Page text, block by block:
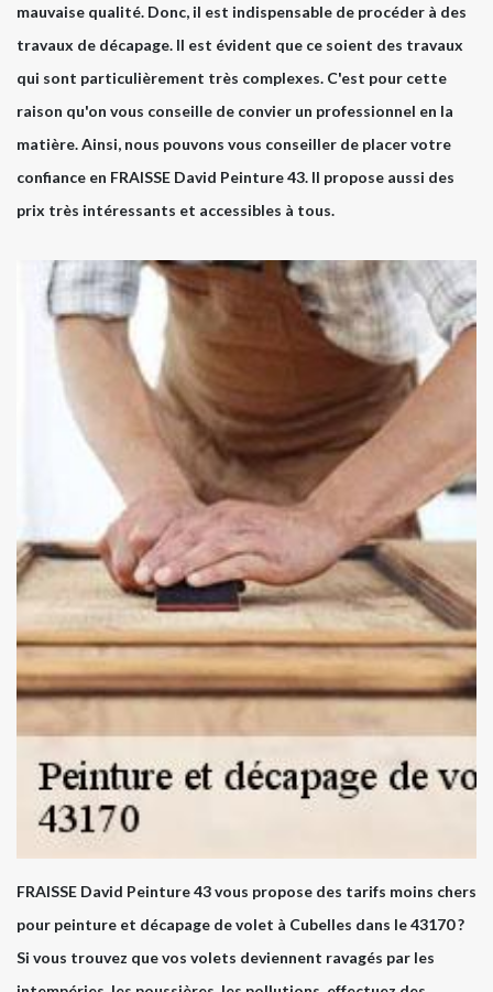
mauvaise qualité. Donc, il est indispensable de procéder à des
travaux de décapage. Il est évident que ce soient des travaux
qui sont particulièrement très complexes. C'est pour cette
raison qu'on vous conseille de convier un professionnel en la
matière. Ainsi, nous pouvons vous conseiller de placer votre
confiance en FRAISSE David Peinture 43. Il propose aussi des
prix très intéressants et accessibles à tous.
FRAISSE David Peinture 43 vous propose des tarifs moins chers
pour peinture et décapage de volet à Cubelles dans le 43170 ?
Si vous trouvez que vos volets deviennent ravagés par les